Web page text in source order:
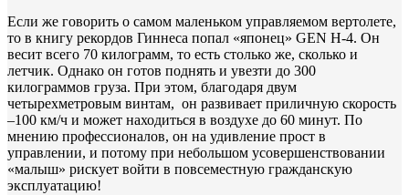
Если же говорить о самом маленьком управляемом вертолете,
то в книгу рекордов Гиннеса попал «японец» GEN H-4. Он
весит всего 70 килограмм, то есть столько же, сколько и
летчик. Однако он готов поднять и увезти до 300
килограммов груза. При этом, благодаря двум
четырехметровым винтам, он развивает приличную скорость
–100 км/ч и может находиться в воздухе до 60 минут. По
мнению профессионалов, он на удивление прост в
управлении, и потому при небольшом усовершенствовании
«малыш» рискует войти в повсеместную гражданскую
эксплуатацию!